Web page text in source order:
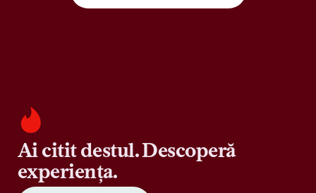
Ai citit destul. Descoperă
experiența.